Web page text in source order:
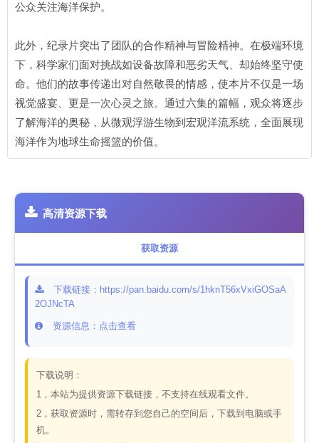
公众关注海洋保护。
此外，纪录片突出了团队的合作精神与冒险精神。在极端环境
下，科学家们面对挑战如设备故障和恶劣天气、却始终坚守使
命。他们的故事传递出对自然敬畏的情感，使本片不仅是一场
视觉盛宴、更是一次心灵之旅。通过六集的篇幅，观众将逐步
了解海洋的奥秘，从微观浮游生物到宏观洋流系统，全面展现
海洋作为地球生命摇篮的价值。
高清资源下载
获取资源
下载链接：https://pan.baidu.com/s/1hknT56xVxiGOSaA
2OJNcTA
资源信息：点击查看
下载说明：
1，本站为提供资源下载链接，不支持在线观看文件。
2，获取资源时，需转存到您自己的空间后，下载到电脑或手
机。